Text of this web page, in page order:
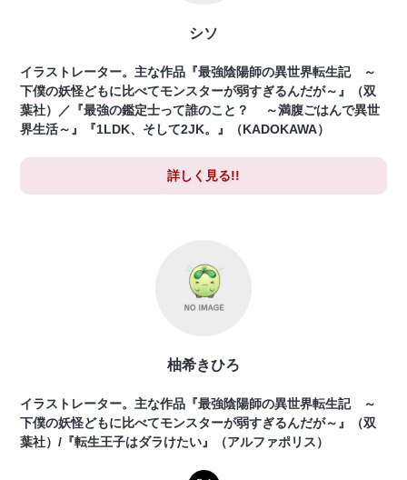
シソ
イラストレーター。主な作品『最強陰陽師の異世界転生記 ～
下僕の妖怪どもに比べてモンスターが弱すぎるんだが～』（双
葉社）／『最強の鑑定士って誰のこと？ ～満腹ごはんで異世
界生活～』『1LDK、そして2JK。』（KADOKAWA）
詳しく見る!!
柚希きひろ
イラストレーター。主な作品『最強陰陽師の異世界転生記 ～
下僕の妖怪どもに比べてモンスターが弱すぎるんだが～』（双
葉社）/『転生王子はダラけたい』（アルファポリス）